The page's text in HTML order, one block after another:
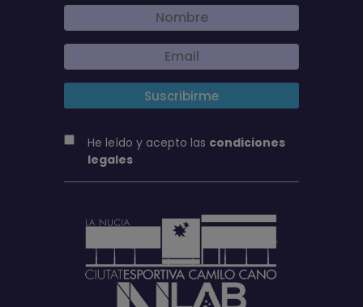
He leído y acepto las condiciones
legales